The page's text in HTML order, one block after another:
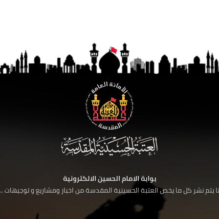
بوابة الامام الحسين الالكترونية
يتم نشر كل ما يخص العتبة الحسينية المقدسة من اخبار ومشاريع و توجيهات